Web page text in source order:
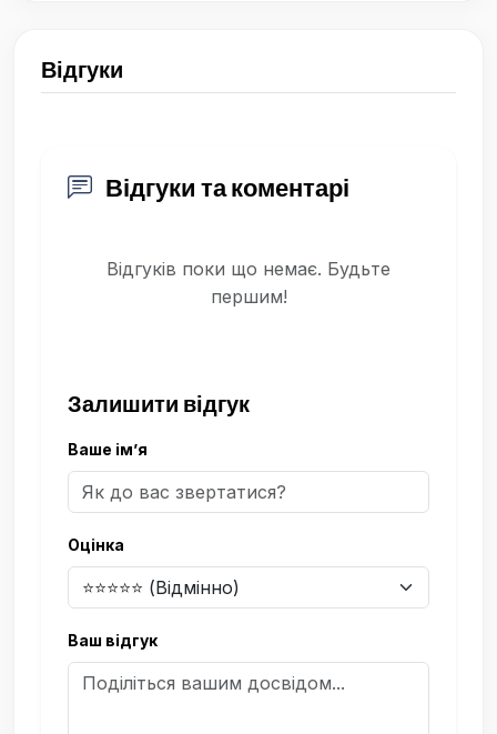
Відгуки
Відгуки та коментарі
Відгуків поки що немає. Будьте
першим!
Залишити відгук
Ваше ім’я
Оцінка
Ваш відгук